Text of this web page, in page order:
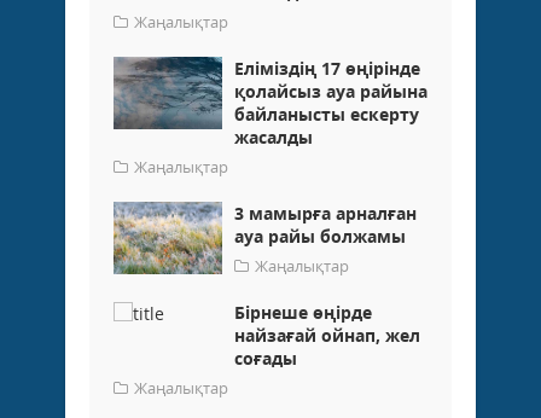
Жаңалықтар
Еліміздің 17 өңірінде
қолайсыз ауа райына
байланысты ескерту
жасалды
Жаңалықтар
3 мамырға арналған
ауа райы болжамы
Жаңалықтар
Бірнеше өңірде
найзағай ойнап, жел
соғады
Жаңалықтар